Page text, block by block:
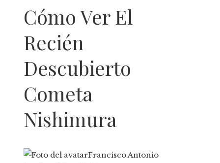
Cómo Ver El
Recién
Descubierto
Cometa
Nishimura
Francisco Antonio